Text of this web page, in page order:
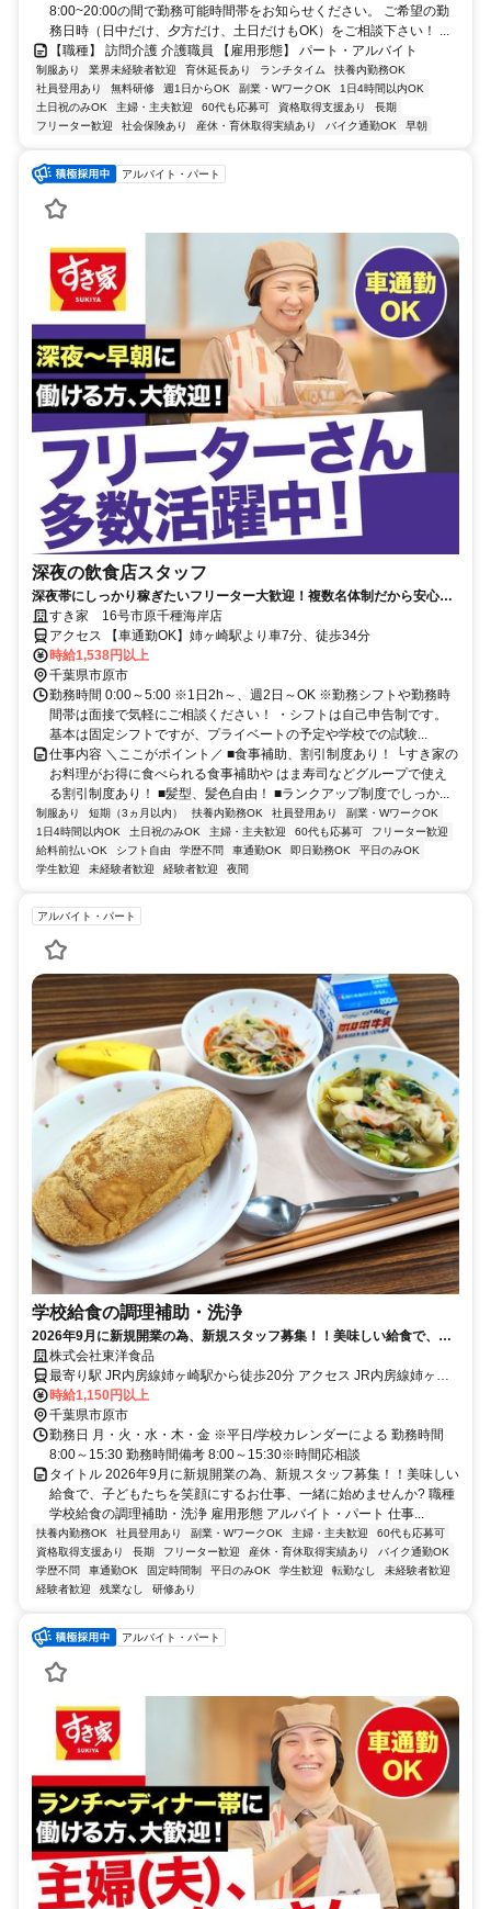
8:00~20:00の間で勤務可能時間帯をお知らせください。 ご希望の勤
務日時（日中だけ、夕方だけ、土日だけもOK）をご相談下さい！ ...
【職種】 訪問介護 介護職員 【雇用形態】 パート・アルバイト
制服あり 業界未経験者歓迎 育休延長あり ランチタイム
扶養内勤務OK
社員登用あり
無料研修 週1日からOK 副業・WワークOK
1日4時間以内OK
土日祝のみOK
主婦・主夫歓迎 60代も応募可 資格取得支援あり
長期
フリーター歓迎
社会保険あり 産休・育休取得実績あり バイク通勤OK 早朝
アルバイト・パート
深夜の飲食店スタッフ
深夜帯にしっかり稼ぎたいフリーター大歓迎！複数名体制だから安心し
て働ける◎
すき家 16号市原千種海岸店
アクセス 【車通勤OK】姉ヶ崎駅より車7分、徒歩34分
時給1,538円以上
千葉県市原市
勤務時間 0:00～5:00 ※1日2h～、週2日～OK ※勤務シフトや勤務時
間帯は面接で気軽にご相談ください！ ・シフトは自己申告制です。
基本は固定シフトですが、プライベートの予定や学校での試験...
仕事内容 ＼ここがポイント／ ■食事補助、割引制度あり！ └すき家の
お料理がお得に食べられる食事補助や はま寿司などグループで使え
る割引制度あり！ ■髪型、髪色自由！ ■ランクアップ制度でしっか...
制服あり 短期（3ヵ月以内） 扶養内勤務OK 社員登用あり
副業・WワークOK
1日4時間以内OK
土日祝のみOK 主婦・主夫歓迎 60代も応募可
フリーター歓迎
給料前払いOK
シフト自由 学歴不問 車通勤OK 即日勤務OK
平日のみOK
学生歓迎
未経験者歓迎 経験者歓迎 夜間
アルバイト・パート
学校給食の調理補助・洗浄
2026年9月に新規開業の為、新規スタッフ募集！！美味しい給食で、子
どもたちを笑顔にするお仕事、一緒に始めませんか?
株式会社東洋食品
最寄り駅 JR内房線姉ヶ崎駅から徒歩20分 アクセス JR内房線姉ヶ崎
駅から徒歩20分
時給1,150円以上
千葉県市原市
勤務日 月・火・水・木・金 ※平日/学校カレンダーによる 勤務時間
8:00～15:30 勤務時間備考 8:00～15:30※時間応相談
タイトル 2026年9月に新規開業の為、新規スタッフ募集！！美味しい
給食で、子どもたちを笑顔にするお仕事、一緒に始めませんか? 職種
学校給食の調理補助・洗浄 雇用形態 アルバイト・パート 仕事...
扶養内勤務OK 社員登用あり 副業・WワークOK 主婦・主夫歓迎
60代も応募可
資格取得支援あり
長期 フリーター歓迎 産休・育休取得実績あり
バイク通勤OK
学歴不問
車通勤OK 固定時間制 平日のみOK 学生歓迎 転勤なし
未経験者歓迎
経験者歓迎
残業なし 研修あり
アルバイト・パート